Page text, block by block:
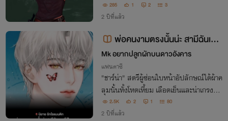
285 1 2 3
2 ปีที่แล้ว
พ่อคนงามตรงนั้นน่ะ สามีฉันเอง
มีปัญหาเหรอ
Mk อยากปลูกผักบนดาวอังคาร
แฟนตาซี
"ชาร์น่า" สตรีผู้ซ่อนใบหน้าอัปลักษณ์ใต้ผ้าค
ลุมนั้นทั้งโหดเหี้ยม เลือดเย็นและน่าเกรงขา
ม ทว่าเธอกลับมีสามีรูปงาม เป็นกระต่ายน้อ
ยนุ่มนิ่มเสียได้ มันเพราะอะไรกันนะ
2.5K 2 1 80
2 ปีที่แล้ว